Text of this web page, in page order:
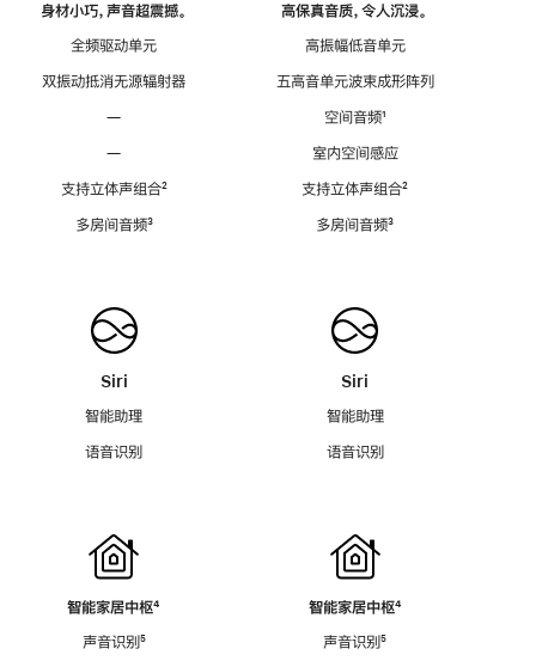
身材小巧，声音超震撼。
全频驱动单元
双振动抵消无源辐射器
—
—
支持立体声组合脚
²
多房间音频脚
³
Siri
智能助理
语音识别
智能家居中枢脚
⁴
声音识别脚
⁵
高保真音质，令人沉浸。
高振幅低音单元
五高音单元波束成形阵列
空间音频脚
¹
室内空间感应
支持立体声组合脚
²
多房间音频脚
³
Siri
智能助理
语音识别
智能家居中枢脚
⁴
声音识别脚
⁵